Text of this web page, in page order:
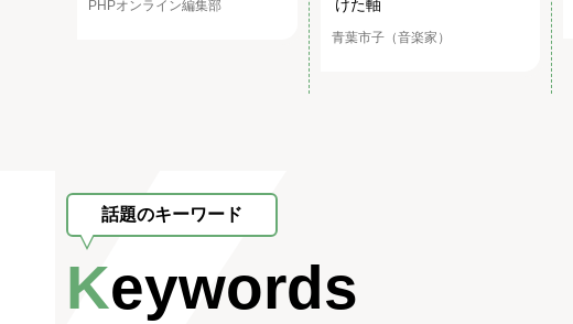
PHPオンライン編集部
けた軸
青葉市子（音楽家）
話題のキーワード
Keywords